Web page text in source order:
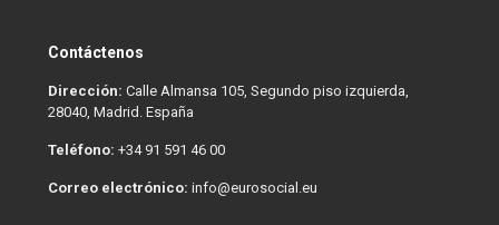
Contáctenos
Dirección: Calle Almansa 105, Segundo piso izquierda,
28040, Madrid. España
Teléfono: +34 91 591 46 00
Correo electrónico: info@eurosocial.eu